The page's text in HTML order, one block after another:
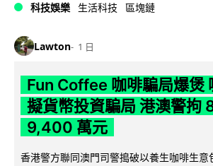
科技娛樂 生活科技 區塊鏈
Lawton 1 日
Fun Coffee 咖啡騙局爆煲
擬貨幣投資騙局 港澳警拘
9,400 萬元
香港警方聯同澳門司警搗破以養生咖啡生意